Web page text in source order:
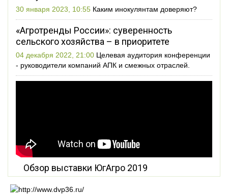
30 января 2023, 10:55 Каким инокулянтам доверяют?
«Агротренды России»: суверенность
сельского хозяйства – в приоритете
04 декабря 2022, 21:00 Целевая аудитория конференции
- руководители компаний АПК и смежных отраслей.
Обзор выставки ЮгАгро 2019